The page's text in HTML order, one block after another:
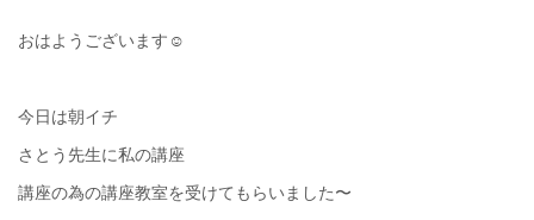
おはようございます☺︎
今日は朝イチ
さとう先生に私の講座
講座の為の講座教室を受けてもらいました〜